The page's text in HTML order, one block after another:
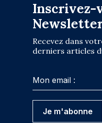
Inscrivez-
Recevez dans
derniers articles